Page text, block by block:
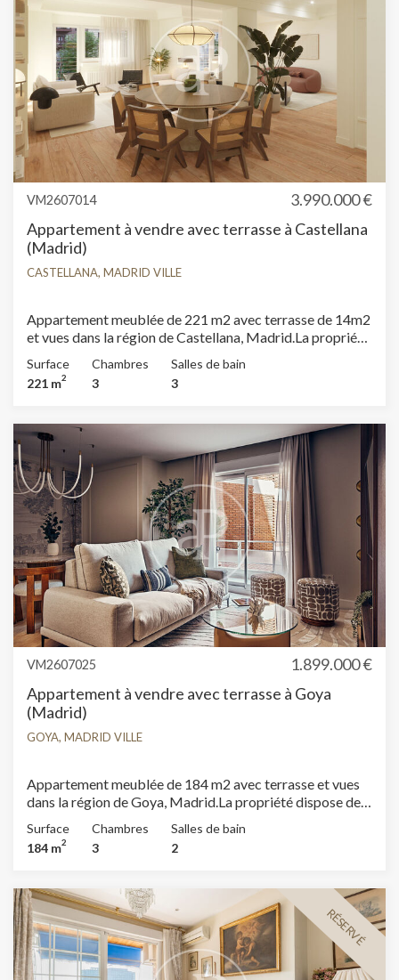
VM2607014
3.990.000 €
Appartement à vendre avec terrasse à Castellana
(Madrid)
CASTELLANA, MADRID VILLE
Appartement meublée de 221 m2 avec terrasse de 14m2
et vues dans la région de Castellana, Madrid.La propriété
armoires intégrées, buanderie, balcon, chauffage et
concierge.
Surface
221 m2
Chambres
3
Salles de bain
3
VM2607025
1.899.000 €
Appartement à vendre avec terrasse à Goya
(Madrid)
GOYA, MADRID VILLE
Appartement meublée de 184 m2 avec terrasse et vues
dans la région de Goya, Madrid.La propriété dispose de 3
climatisation, armoires intégrées, chauffage et
concierge.
Surface
184 m2
Chambres
3
Salles de bain
2
RÉSERVÉ